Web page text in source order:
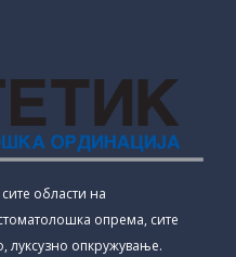
области на
опрема, сите
луксузно опкружување.